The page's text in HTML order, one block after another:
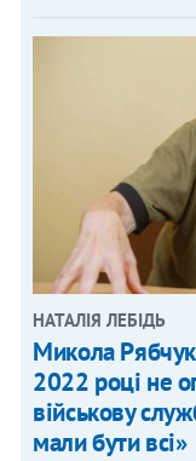
НАТАЛІЯ ЛЕБІДЬ
Микола
2022 році не
військову
мали бути всі»